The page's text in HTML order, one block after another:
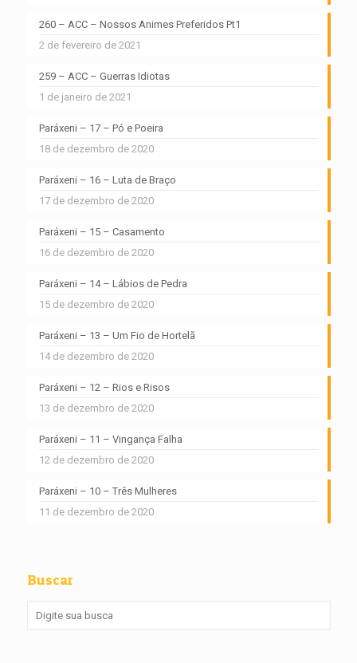
260 – ACC – Nossos Animes Preferidos Pt1
2 de fevereiro de 2021
259 – ACC – Guerras Idiotas
1 de janeiro de 2021
Paráxeni – 17 – Pó e Poeira
18 de dezembro de 2020
Paráxeni – 16 – Luta de Braço
17 de dezembro de 2020
Paráxeni – 15 – Casamento
16 de dezembro de 2020
Paráxeni – 14 – Lábios de Pedra
15 de dezembro de 2020
Paráxeni – 13 – Um Fio de Hortelã
14 de dezembro de 2020
Paráxeni – 12 – Rios e Risos
13 de dezembro de 2020
Paráxeni – 11 – Vingança Falha
12 de dezembro de 2020
Paráxeni – 10 – Três Mulheres
11 de dezembro de 2020
Buscar